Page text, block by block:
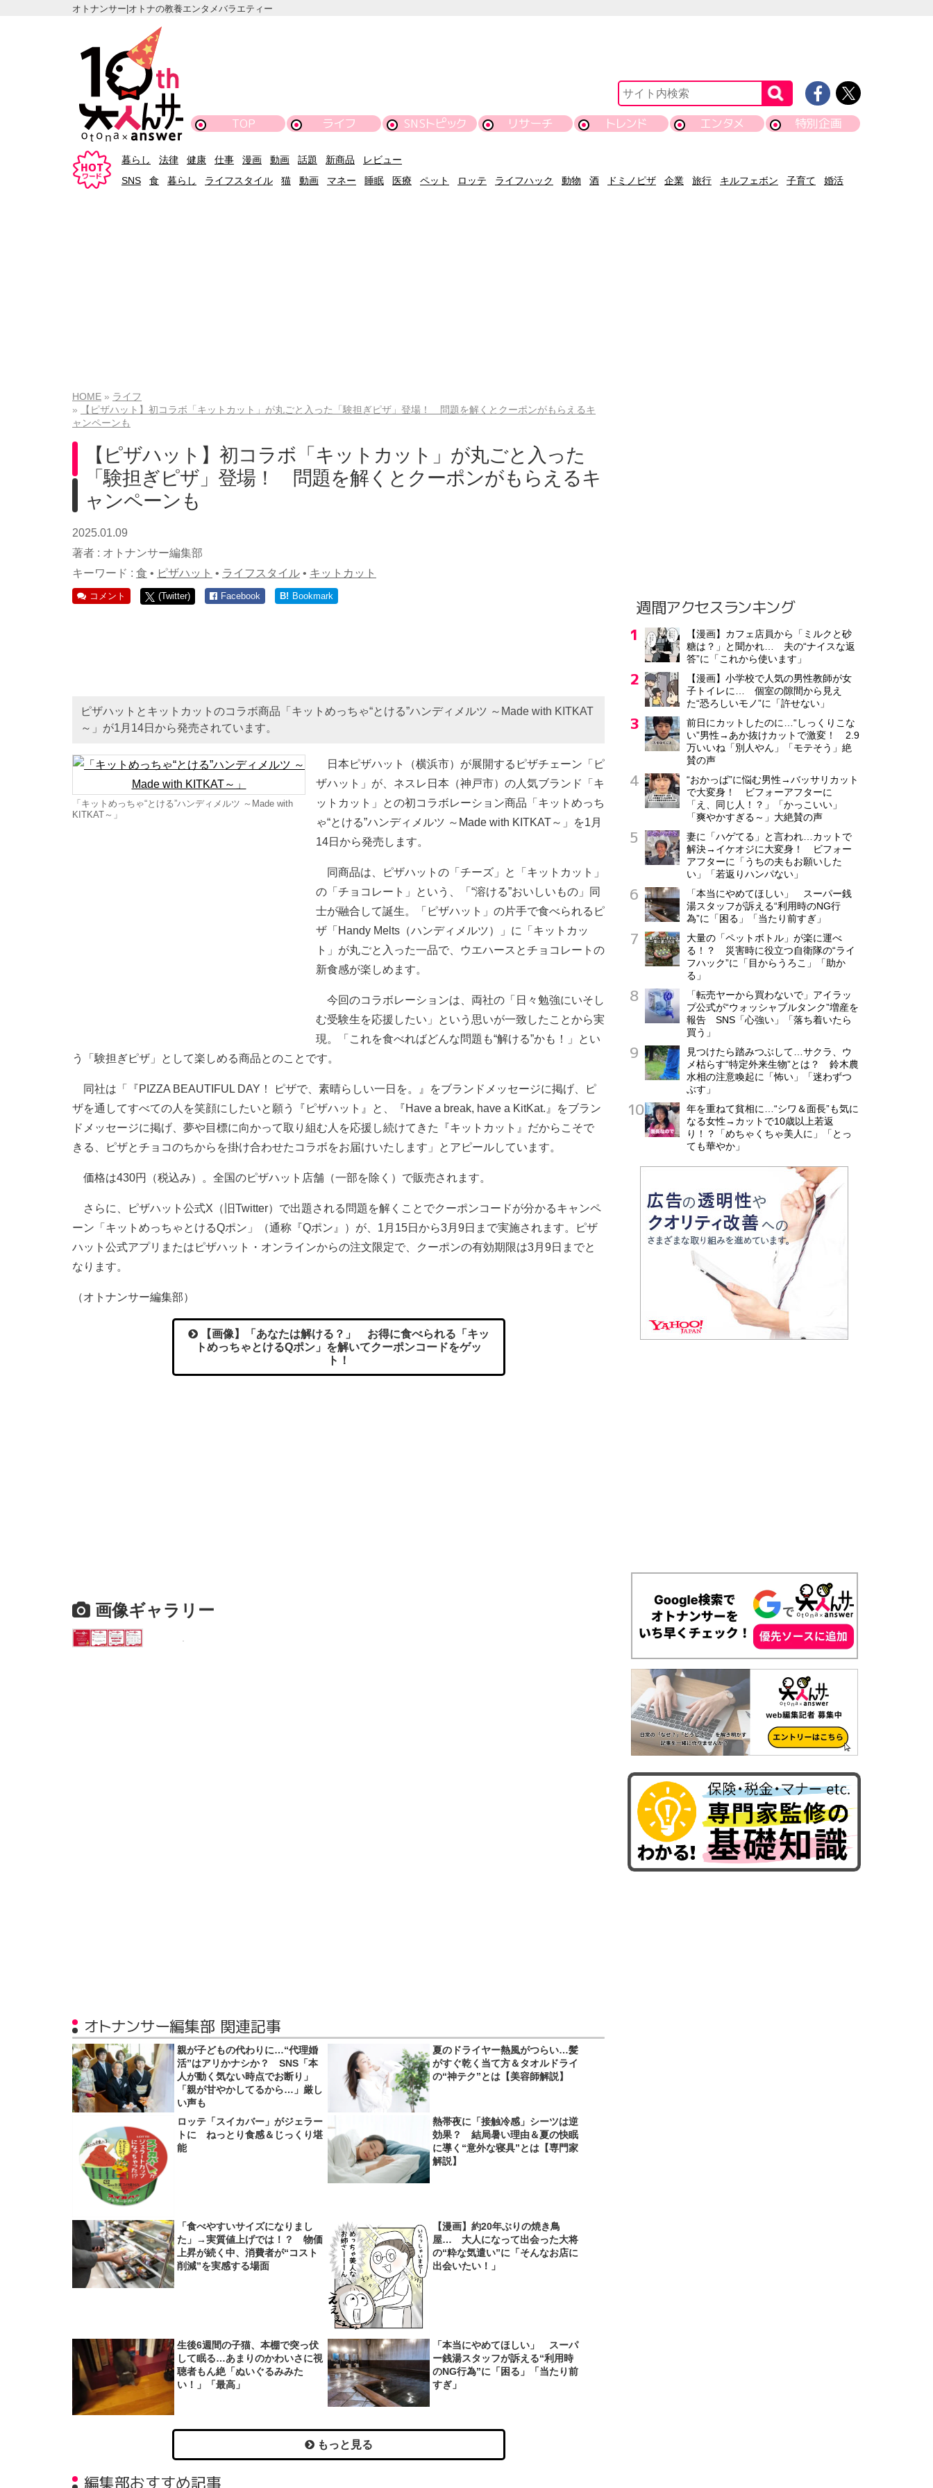
オトナンサー|オトナの教養エンタメバラエティー
TOP ライフ SNSトピック リサーチ トレンド エンタメ 特別企画
暮らし 法律 健康 仕事 漫画 動画 話題 新商品
レビュー
SNS
食 暮らし ライフスタイル 猫 動画 マネー 睡眠 医療 ペット ロッテ ライフハック 動物 酒 ドミノピザ 企業 旅行 キルフェボン 子育て 婚活
HOME
ライフ
【ピザハット】初コラボ「キットカット」が丸ごと入った「験担ぎピザ」登場！ 問題を解くとクーポンがもらえるキ
ャンペーンも
【ピザハット】初コラボ「キットカット」が丸ごと入った
「験担ぎピザ」登場！ 問題を解くとクーポンがもらえるキ
ャンペーンも
2025.01.09
著者 : オトナンサー編集部
キーワード : 食 • ピザハット • ライフスタイル • キットカット
コメント (Twitter) Facebook B! Bookmark
ピザハットとキットカットのコラボ商品「キットめっちゃ“とける”ハンディメルツ ～Made with KITKAT
～」が1月14日から発売されています。
「キットめっちゃ“とける”ハンディメルツ ～Made with
KITKAT～」
日本ピザハット（横浜市）が展開するピザチェーン「ピ
ザハット」が、ネスレ日本（神戸市）の人気ブランド「キ
ットカット」との初コラボレーション商品「キットめっち
ゃ“とける”ハンディメルツ ～Made with KITKAT～」を1月
14日から発売します。
同商品は、ピザハットの「チーズ」と「キットカット」
の「チョコレート」という、「“溶ける”おいしいもの」同
士が融合して誕生。「ピザハット」の片手で食べられるピ
ザ「Handy Melts（ハンディメルツ）」に「キットカッ
ト」が丸ごと入った一品で、ウエハースとチョコレートの
新食感が楽しめます。
今回のコラボレーションは、両社の「日々勉強にいそし
む受験生を応援したい」という思いが一致したことから実
現。「これを食べればどんな問題も“解ける”かも！」とい
う「験担ぎピザ」として楽しめる商品とのことです。
同社は「『PIZZA BEAUTIFUL DAY！ ピザで、素晴らしい一日を。』をブランドメッセージに掲げ、ピ
ザを通してすべての人を笑顔にしたいと願う『ピザハット』と、『Have a break, have a KitKat.』をブラン
ドメッセージに掲げ、夢や目標に向かって取り組む人を応援し続けてきた『キットカット』だからこそで
きる、ピザとチョコのちからを掛け合わせたコラボをお届けいたします」とアピールしています。
価格は430円（税込み）。全国のピザハット店舗（一部を除く）で販売されます。
さらに、ピザハット公式X（旧Twitter）で出題される問題を解くことでクーポンコードが分かるキャンペ
ーン「キットめっちゃとけるQポン」（通称『Qポン』）が、1月15日から3月9日まで実施されます。ピザ
ハット公式アプリまたはピザハット・オンラインからの注文限定で、クーポンの有効期限は3月9日までと
なります。
（オトナンサー編集部）
【画像】「あなたは解ける？」 お得に食べられる「キッ
トめっちゃとけるQポン」を解いてクーポンコードをゲッ
ト！
画像ギャラリー
オトナンサー編集部 関連記事
親が子どもの代わりに…“代理婚
活”はアリかナシか？ SNS「本
人が動く気ない時点でお断り」
「親が甘やかしてるから…」厳し
い声も
夏のドライヤー熱風がつらい…髪
がすぐ乾く当て方＆タオルドライ
の“神テク”とは【美容師解説】
ロッテ「スイカバー」がジェラー
トに ねっとり食感＆じっくり堪
能
熱帯夜に「接触冷感」シーツは逆
効果？ 結局暑い理由＆夏の快眠
に導く“意外な寝具”とは【専門家
解説】
「食べやすいサイズになりまし
た」→実質値上げでは！？ 物価
上昇が続く中、消費者が“コスト
削減”を実感する場面
【漫画】約20年ぶりの焼き鳥
屋… 大人になって出会った大将
の“粋な気遣い”に「そんなお店に
出会いたい！」
生後6週間の子猫、本棚で突っ伏
して眠る…あまりのかわいさに視
聴者もん絶「ぬいぐるみみた
い！」「最高」
「本当にやめてほしい」 スーパ
ー銭湯スタッフが訴える“利用時
のNG行為”に「困る」「当たり前
すぎ」
もっと見る
編集部おすすめ記事
週間アクセスランキング
【漫画】カフェ店員から「ミルクと砂
糖は？」と聞かれ… 夫の“ナイスな返
答”に「これから使います」
【漫画】小学校で人気の男性教師が女
子トイレに… 個室の隙間から見え
た“恐ろしいモノ”に「許せない」
前日にカットしたのに…“しっくりこな
い”男性→あか抜けカットで激変！ 2.9
万いいね「別人やん」「モテそう」絶
賛の声
“おかっぱ”に悩む男性→バッサリカット
で大変身！ ビフォーアフターに
「え、同じ人！？」「かっこいい」
「爽やかすぎる～」大絶賛の声
妻に「ハゲてる」と言われ…カットで
解決→イケオジに大変身！ ビフォー
アフターに「うちの夫もお願いした
い」「若返りハンパない」
「本当にやめてほしい」 スーパー銭
湯スタッフが訴える“利用時のNG行
為”に「困る」「当たり前すぎ」
大量の「ペットボトル」が楽に運べ
る！？ 災害時に役立つ自衛隊の“ライ
フハック”に「目からうろこ」「助か
る」
「転売ヤーから買わないで」アイラッ
プ公式が“ウォッシャブルタンク”増産を
報告 SNS「心強い」「落ち着いたら
買う」
見つけたら踏みつぶして…サクラ、ウ
メ枯らす“特定外来生物”とは？ 鈴木農
水相の注意喚起に「怖い」「迷わずつ
ぶす」
年を重ねて貧相に…“シワ＆面長”も気に
なる女性→カットで10歳以上若返
り！？「めちゃくちゃ美人に」「とっ
ても華やか」